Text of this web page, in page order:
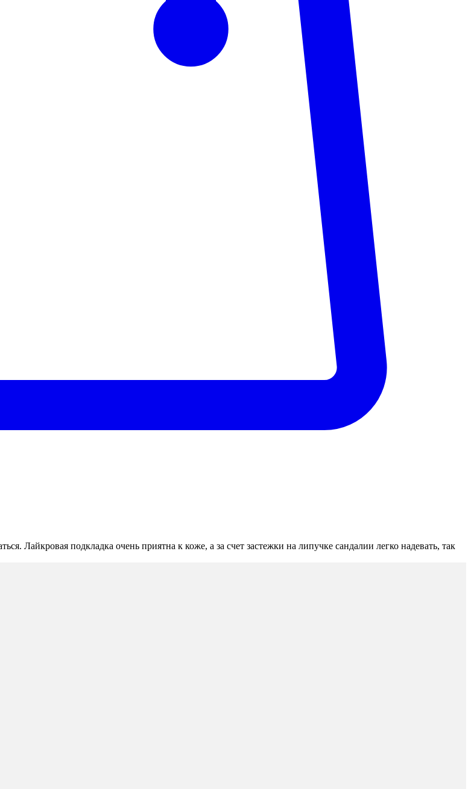
Лайкровая подкладка очень приятна к коже, а за счет застежки на липучке сандалии легко надевать, так